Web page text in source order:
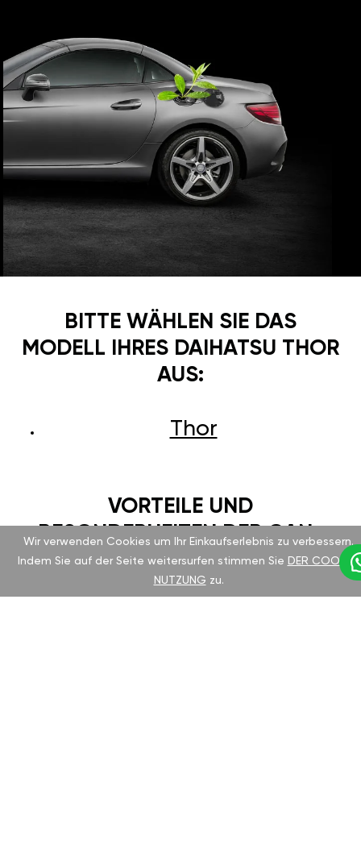
BITTE WÄHLEN SIE DAS
MODELL IHRES DAIHATSU THOR
AUS:
Thor
VORTEILE UND
BESONDERHEITEN DER GAN-
EINSTELLUNG
Wir verwenden Cookies um Ihr Einkaufserlebnis zu verbessern.
Indem Sie auf der Seite weitersurfen stimmen Sie DER COOKIE-
NUTZUNG zu.